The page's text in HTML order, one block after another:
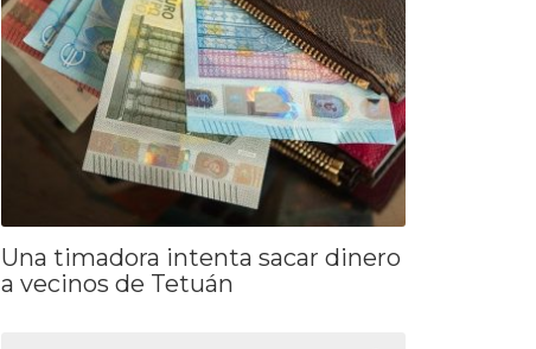
Una timadora intenta sacar dinero
a vecinos de Tetuán